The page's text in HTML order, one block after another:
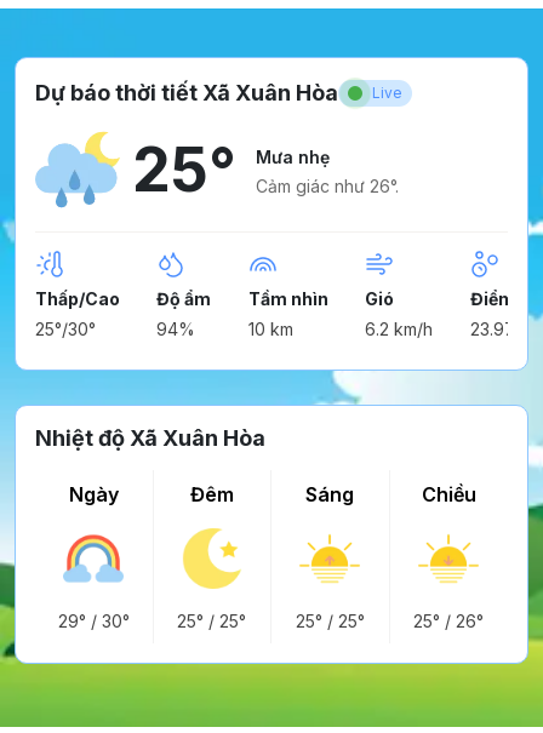
Dự báo thời tiết Xã Xuân Hòa Live
25°
Mưa nhẹ
Cảm giác như 26°.
Thấp/Cao
25°/30°
Độ ẩm
94%
Tầm nhìn
10 km
Gió
6.2 km/h
Điểm
23.97°
Nhiệt độ Xã Xuân Hòa
Ngày
29° / 30°
Đêm
25° /25°
Sáng
25° / 25°
Chiều
25° /26°